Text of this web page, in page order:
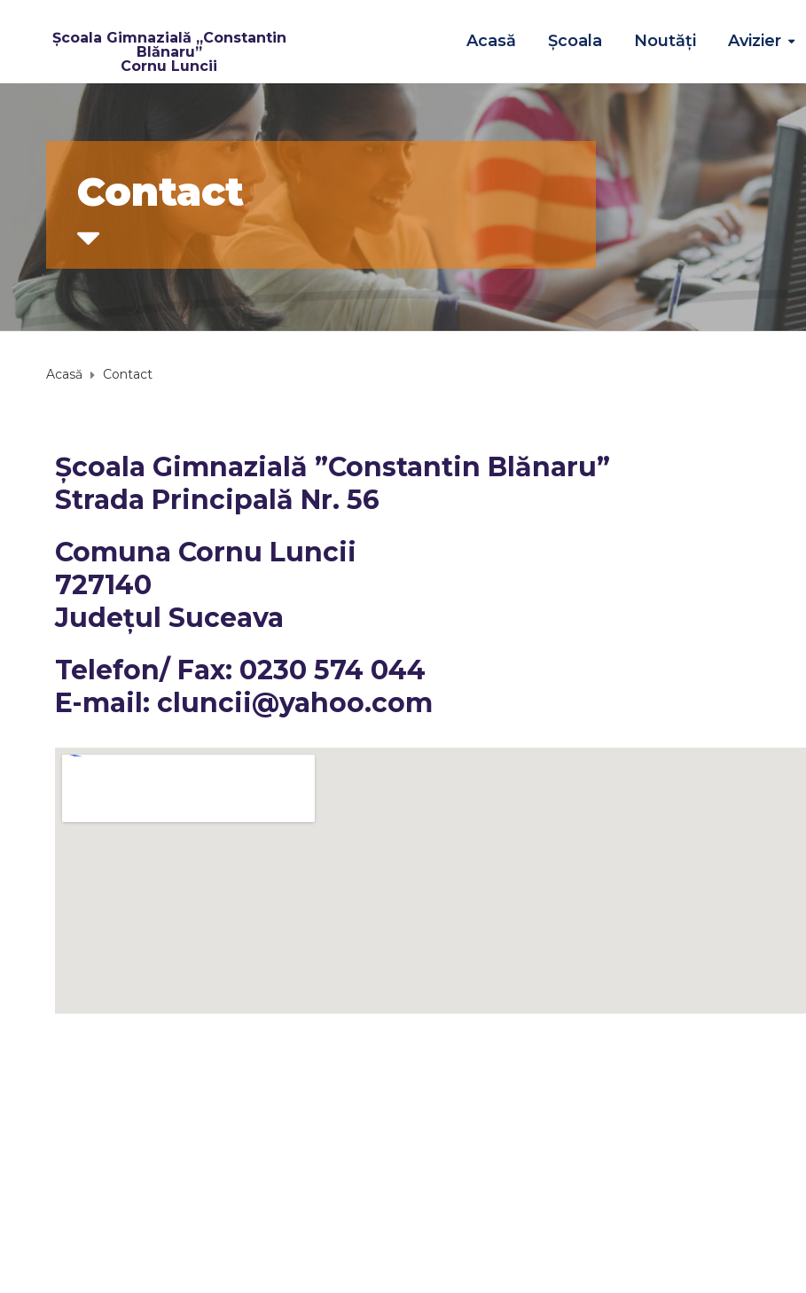
Școala Gimnazială „Constantin
Blănaru”
Cornu Luncii​
Acasă Școala Noutăţi Avizier
Contact
Acasă Contact
Școala Gimnazială ”Constantin Blănaru”
Strada Principală Nr. 56
Comuna Cornu Luncii
727140
Județul Suceava
Telefon/ Fax: 0230 574 044
E-mail: cluncii@yahoo.com